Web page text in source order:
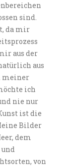
sind.
da mir
aus der
aus
meiner
ich
nie nur
ist die
Bilder
dem
von